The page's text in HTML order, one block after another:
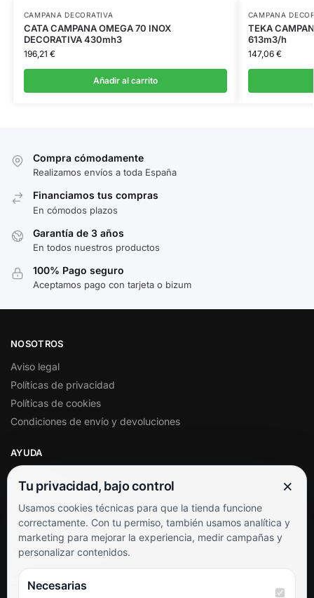
CAMPANA DECORATIVA
CATA CAMPANA OMEGA 70 INOX
DECORATIVA 430mh3
196,21 €
Añadir al carrito
CAMPANA
TEKA
613m3/h
147,06 €
Compra cómodamente
Realizamos envíos a toda España
Financiamos tus compras
En cómodos plazos
Garantía de 3 años
En todos nuestros productos
100% Pago seguro
Aceptamos pago con tarjeta o bizum
NOSOTROS
Aviso legal
Políticas de privacidad
Políticas de cookies
Condiciones de envío y devoluciones
AYUDA
Soporte al cliente
Contacto
Términos y condiciones
Preguntas frecuentes
SÍGUENOS
Tu privacidad, bajo control ×
Usamos cookies técnicas para que la tienda funcione
correctamente. Con tu permiso, también usamos analítica y
marketing para mejorar la experiencia, medir campañas y
personalizar contenidos.
Necesarias